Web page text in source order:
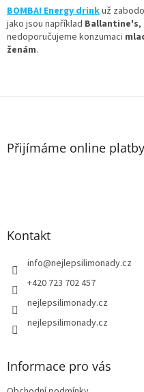
BOMBA! Energy drinkuž
jako jsou například Ballantine's,
nedoporučujeme konzumaci
ženám.
Z
Přijímáme online platby
Kontakt
info@nejlepsilimonady.cz
+420 723 702 457
nejlepsilimonady.cz
nejlepsilimonady.cz
Informace pro vás